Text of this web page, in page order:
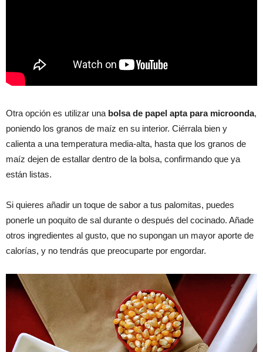
Otra opción es utilizar una bolsa de papel apta para microonda,
poniendo los granos de maíz en su interior. Ciérrala bien y
calienta a una temperatura media-alta, hasta que los granos de
maíz dejen de estallar dentro de la bolsa, confirmando que ya
están listas.
Si quieres añadir un toque de sabor a tus palomitas, puedes
ponerle un poquito de sal durante o después del cocinado. Añade
otros ingredientes al gusto, que no supongan un mayor aporte de
calorías, y no tendrás que preocuparte por engordar.